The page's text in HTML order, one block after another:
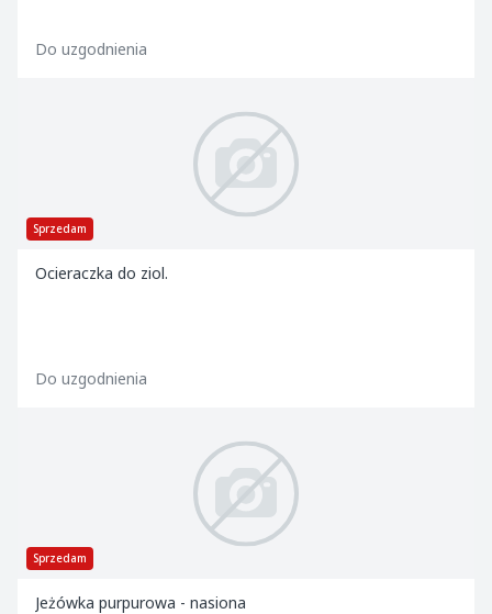
Do uzgodnienia
Sprzedam
Ocieraczka do ziol.
Do uzgodnienia
Sprzedam
Jeżówka purpurowa - nasiona